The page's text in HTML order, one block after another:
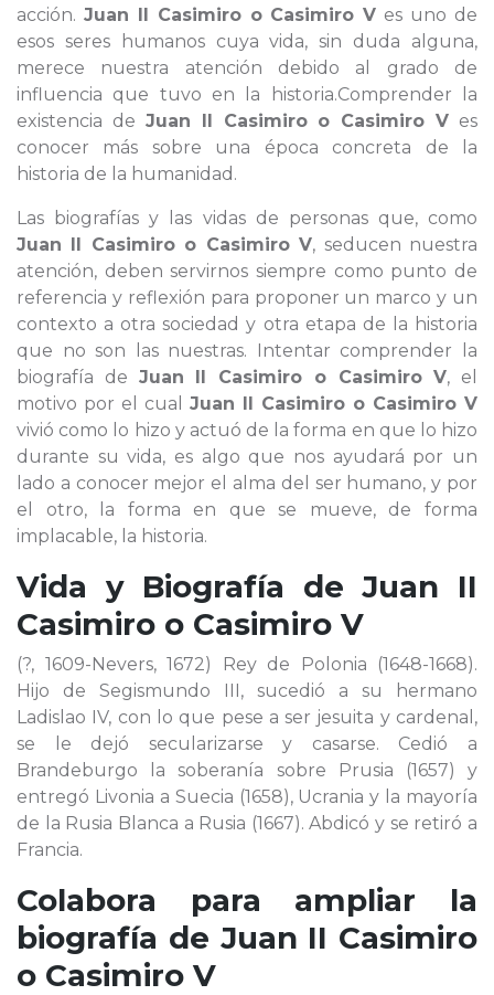
acción. Juan II Casimiro o Casimiro V es uno de
esos seres humanos cuya vida, sin duda alguna,
merece nuestra atención debido al grado de
influencia que tuvo en la historia.Comprender la
existencia de Juan II Casimiro o Casimiro V es
conocer más sobre una época concreta de la
historia de la humanidad.
Las biografías y las vidas de personas que, como
Juan II Casimiro o Casimiro V, seducen nuestra
atención, deben servirnos siempre como punto de
referencia y reflexión para proponer un marco y un
contexto a otra sociedad y otra etapa de la historia
que no son las nuestras. Intentar comprender la
biografía de Juan II Casimiro o Casimiro V, el
motivo por el cual Juan II Casimiro o Casimiro V
vivió como lo hizo y actuó de la forma en que lo hizo
durante su vida, es algo que nos ayudará por un
lado a conocer mejor el alma del ser humano, y por
el otro, la forma en que se mueve, de forma
implacable, la historia.
Vida y Biografía deJuan II
Casimiro o Casimiro V
(?, 1609-Nevers, 1672) Rey de Polonia (1648-1668).
Hijo de Segismundo III, sucedió a su hermano
Ladislao IV, con lo que pese a ser jesuita y cardenal,
se le dejó secularizarse y casarse. Cedió a
Brandeburgo la soberanía sobre Prusia (1657) y
entregó Livonia a Suecia (1658), Ucrania y la mayoría
de la Rusia Blanca a Rusia (1667). Abdicó y se retiró a
Francia.
Colabora para ampliar la
biografía de Juan II Casimiro
o Casimiro V